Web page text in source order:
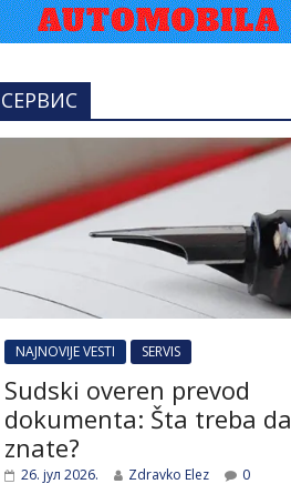
СЕРВИС
NAJNOVIJE VESTI SERVIS
Sudski overen prevod
dokumenta: Šta treba da
znate?
26. јул 2026. Zdravko Elez 0